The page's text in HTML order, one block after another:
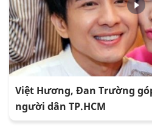
Việt Hương, Đan Trường
người dân TP.HCM